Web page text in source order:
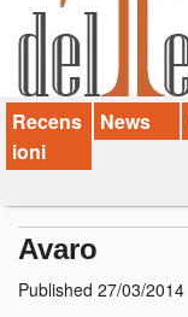
Contatti
dT in English
Recens
ioni
News
Avaro
Published 27/03/2014